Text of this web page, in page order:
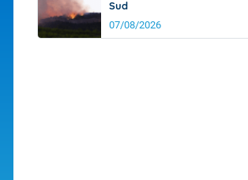
Sud
07/08/2026